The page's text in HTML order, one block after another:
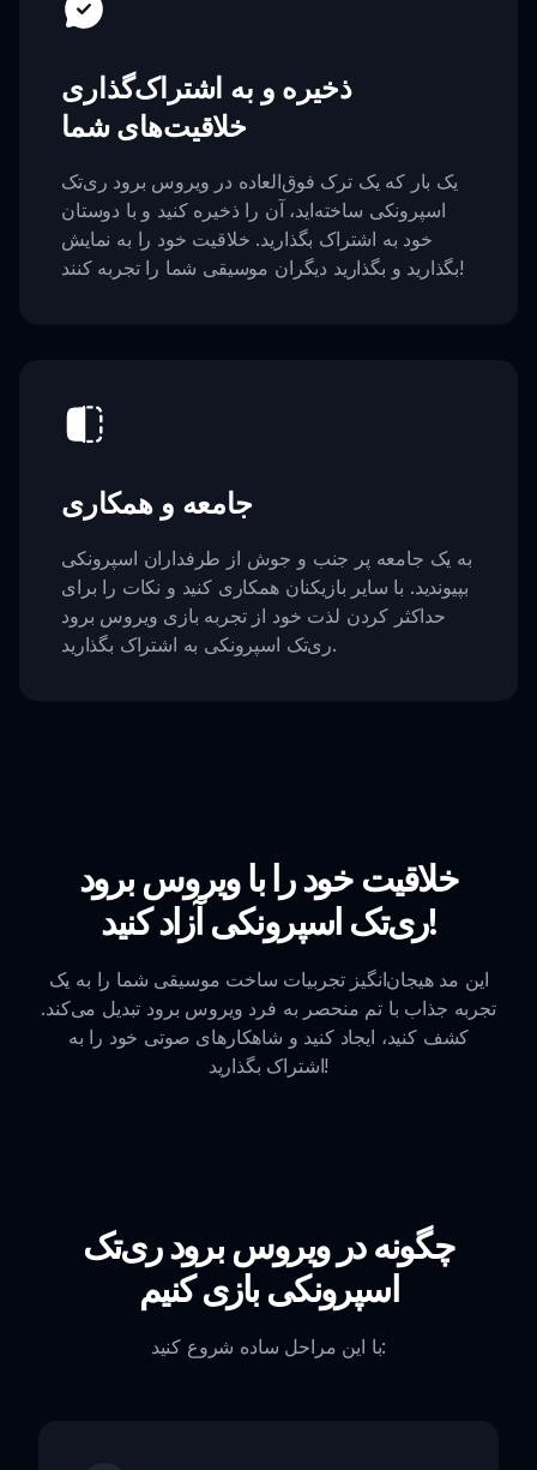
ذخیره و به اشتراک‌گذاری
خلاقیت‌های شما
یک بار که یک ترک فوق‌العاده در ویروس برود ری‌تک
اسپرونکی ساخته‌اید، آن را ذخیره کنید و با دوستان
خود به اشتراک بگذارید. خلاقیت خود را به نمایش
بگذارید و بگذارید دیگران موسیقی شما را تجربه کنند!
جامعه و همکاری
به یک جامعه پر جنب و جوش از طرفداران اسپرونکی
بپیوندید. با سایر بازیکنان همکاری کنید و نکات را برای
حداکثر کردن لذت خود از تجربه بازی ویروس برود
ری‌تک اسپرونکی به اشتراک بگذارید.
خلاقیت خود را با ویروس برود
ری‌تک اسپرونکی آزاد کنید!
این مد هیجان‌انگیز تجربیات ساخت موسیقی شما را به یک
تجربه جذاب با تم منحصر به فرد ویروس برود تبدیل می‌کند.
کشف کنید، ایجاد کنید و شاهکارهای صوتی خود را به
اشتراک بگذارید!
چگونه در ویروس برود ری‌تک
اسپرونکی بازی کنیم
با این مراحل ساده شروع کنید: